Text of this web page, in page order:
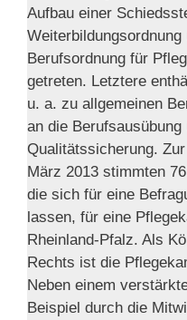
Aufbau einer
Berufsordnung für
getreten. Letztere
u. a. zu allgemeinen
an die
Qualitätssicherung.
März 2013 stimmten
die sich für eine
lassen, für eine
Rheinland-Pfalz. Als
Rechts ist die
Neben einem
Beispiel durch die